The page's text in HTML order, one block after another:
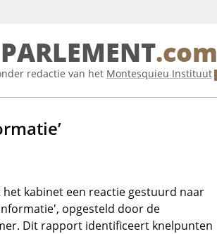
PARLEMENT.com
redactie van het Montesquieu Instituut
het kabinet een reactie gestuurd naar
opgesteld door de
Dit rapport identificeert knelpunten